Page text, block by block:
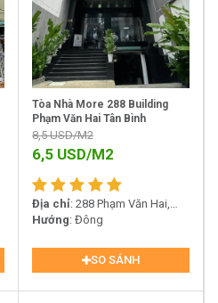
Tòa Nhà More 288 Building
Phạm Văn Hai Tân Bình
8,5USD/M2
6,5 USD/M2
Địa chỉ: 288 Phạm Văn Hai,
Phường 5, Quận Tân Bình
Hướng : Đông
SO SÁNH